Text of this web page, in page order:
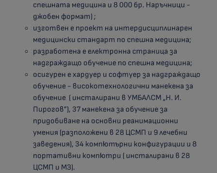
спешната медицина и 8 000 бр. Наръчници -
джобен формат) ;
изготвен е проект на интердисциплинарен
медицински стандарт по спешна медицина;
разработена е електронна страница за
надграждащо обучение по спешна медицина;
осигурен е хардуер и софтуер за надграждащо
обучение - високотехнологични манекена за
обучение ( инсталирани в УМБАЛСМ „Н. И.
Пирогов”), 37 манекена за обучение за
придобиване на основни реанимационни
умения (разположени в 28 ЦСМП и 9 лечебни
заведения), 34 компютърни конфигурации и 8
портативни компютри ( инсталирани в 28
ЦСМП и МЗ).